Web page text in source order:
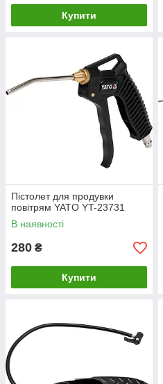
Купити
Пістолет для продувки
повітрям YATO YT-23731
В наявності
280 ₴
Купити